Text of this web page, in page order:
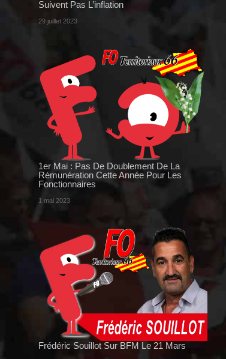
Suivent Pas L’inflation
29 juillet 2023
1er Mai : Pas De Doublement De La
Rémunération Cette Année Pour Les
Fonctionnaires
1 mai 2023
Frédéric Souillot Sur BFM Le 21 Mars